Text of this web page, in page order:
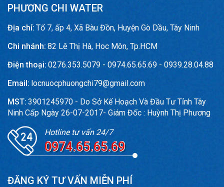
PHƯƠNG CHI WATER
Địa chỉ: Tổ 7, ấp 4, Xã Bàu Đồn, Huyện Gò Dầu, Tây Ninh
Chi nhánh: 82 Lê Thị Hà, Hoc Môn, Tp.HCM
Điện thoại: 0276.353.5079 - 0974.65.65.69 - 0939.28.04.88
Email: locnuocphuongchi79@gmail.com
MST: 3901245970 - Do Sở Kế Hoạch Và Đầu Tư Tỉnh Tây
Ninh Cấp Ngày 26-07-2017- Giám Đốc : Huỳnh Thị Phương
Hotline tư vấn 24/7
0974.65.65.69
ĐĂNG KÝ TƯ VẤN MIỄN PHÍ